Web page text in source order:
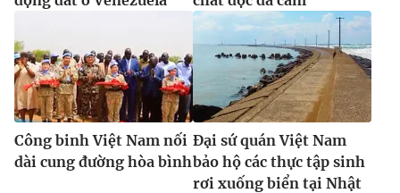
Công binh Việt Nam nối
dài cung đường hòa bình
Đại sứ quán Việt Nam
bảo hộ các thực tập sinh
rơi xuống biển tại Nhật